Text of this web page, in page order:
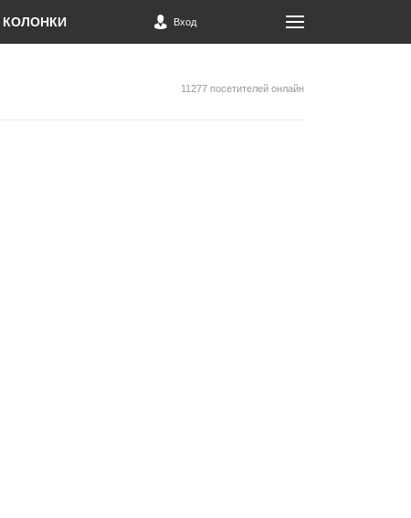
КОЛОНКИ Вход
11277 посетителей онлайн